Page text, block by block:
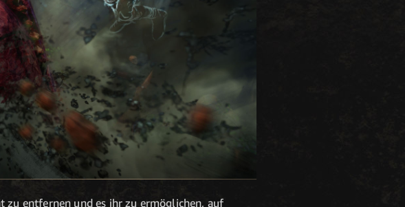
zu entfernen und es ihr zu ermöglichen, auf